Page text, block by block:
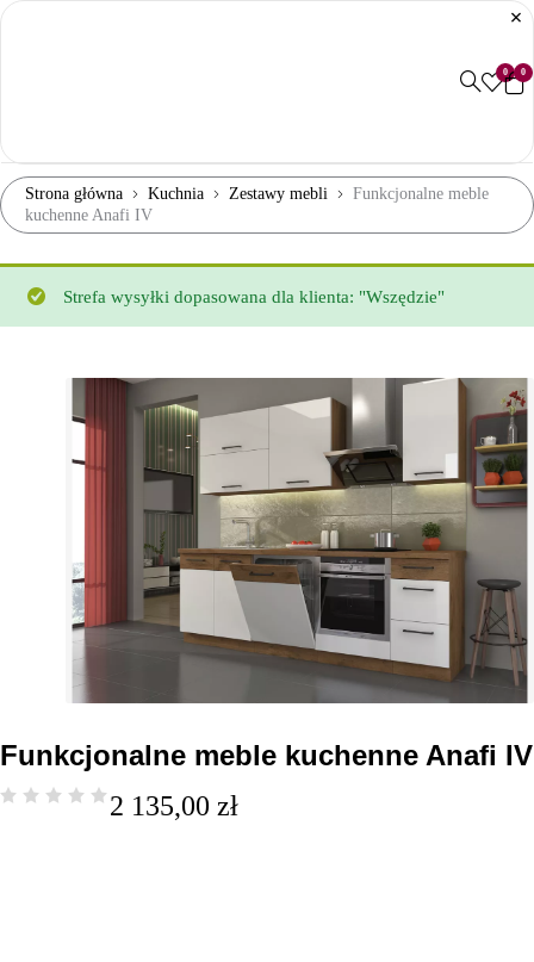
0 0
Strona główna Kuchnia Zestawy mebli
Funkcjonalne meble
kuchenne Anafi IV
Strefa wysyłki dopasowana dla klienta: "Wszędzie"
Funkcjonalne meble kuchenne Anafi IV
2 135,00 zł